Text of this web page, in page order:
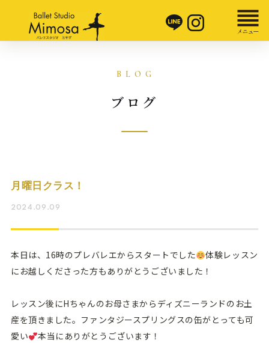
ブログ
月曜日クラス！
2024.09.09
本日は、16時のプレバレエからスタートでした
体験レッスン
にお越しくださった方もありがとうございました！
レッスン後にHちゃんのお母さまからディズニーランドのお土
産を頂きました。ファンタジースプリングスの缶がとっても可
愛い
本当にありがとうございます！